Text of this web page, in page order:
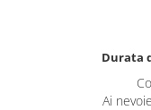
Durata
Ai